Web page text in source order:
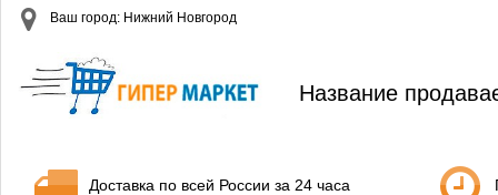
Ваш город: Нижний Новгород
Название
Доставка по всей России за 24 часа